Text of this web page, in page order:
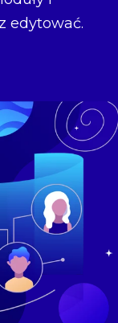
edytować.